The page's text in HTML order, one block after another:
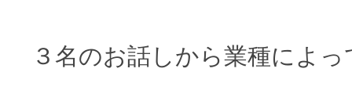
３名のお話しから業種によっ